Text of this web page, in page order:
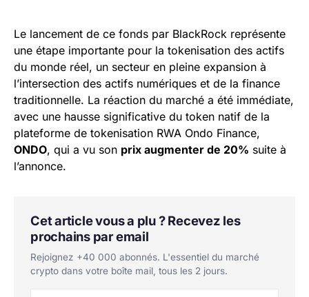
Le lancement de ce fonds par BlackRock représente
une étape importante pour la tokenisation des actifs
du monde réel, un secteur en pleine expansion à
l’intersection des actifs numériques et de la finance
traditionnelle. La réaction du marché a été immédiate,
avec une hausse significative du token natif de la
plateforme de tokenisation RWA Ondo Finance,
ONDO, qui a vu son prix augmenter de 20% suite à
l’annonce.
Cet article vous a plu ? Recevez les
prochains par email
Rejoignez +40 000 abonnés. L'essentiel du marché
crypto dans votre boîte mail, tous les 2 jours.